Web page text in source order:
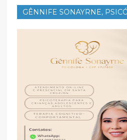
GÊNNIFE SONAYRNE,